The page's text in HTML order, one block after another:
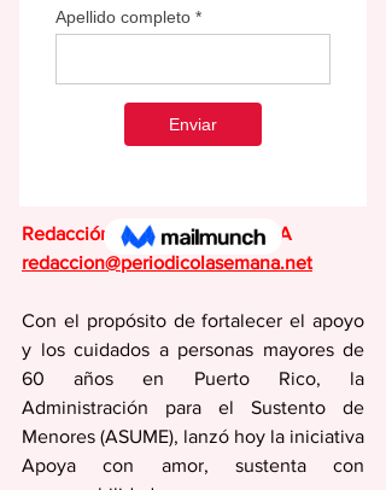
Redacción EDITORIAL SEMANA
redaccion@periodicolasemana.net
Con el propósito de fortalecer el apoyo
y los cuidados a personas mayores de
60 años en Puerto Rico, la
Administración para el Sustento de
Menores (ASUME), lanzó hoy la iniciativa
Apoya con amor, sustenta con